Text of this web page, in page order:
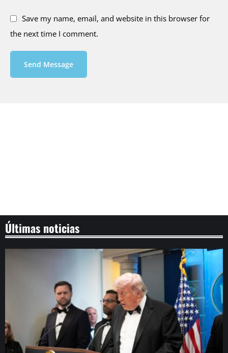
Save my name, email, and website in this browser for
the next time I comment.
Send Message
Últimas noticias